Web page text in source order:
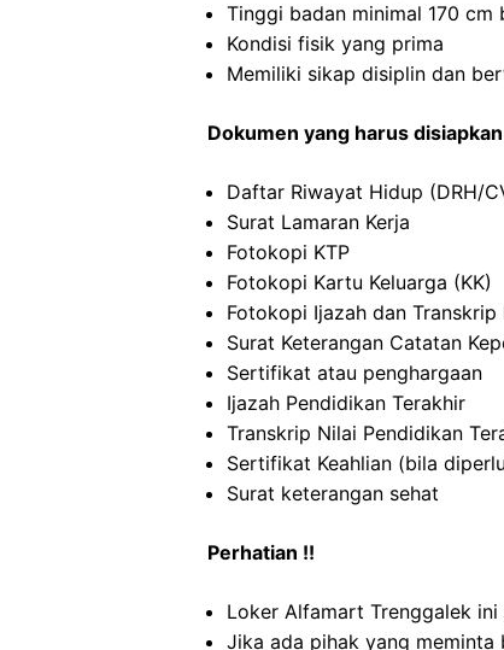
Tinggi badan minimal 170
Kondisi fisik yang prima
Memiliki sikap disiplin dan
Dokumen yang harus
Daftar Riwayat Hidup (DRH/
Surat Lamaran Kerja
Fotokopi KTP
Fotokopi Kartu Keluarga (KK)
Fotokopi Ijazah dan Transkrip
Surat Keterangan Catatan
Sertifikat atau penghargaan
Ijazah Pendidikan Terakhir
Transkrip Nilai Pendidikan
Sertifikat Keahlian (bila
Surat keterangan sehat
Perhatian !!
Loker Alfamart Trenggalek
Jika ada pihak yang meminta